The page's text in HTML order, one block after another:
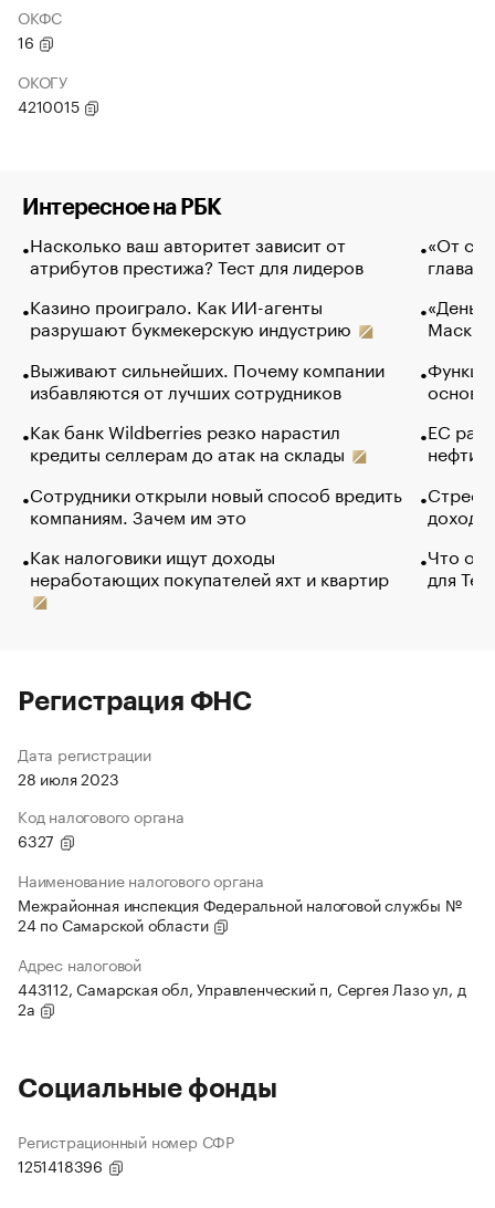
ОКФС
16
ОКОГУ
4210015
Интересное на РБК
Насколько ваш авторитет зависит от
атрибутов престижа? Тест для лидеров
Казино проиграло. Как ИИ-агенты
разрушают букмекерскую индустрию
Выживают сильнейших. Почему компании
избавляются от лучших сотрудников
Как банк Wildberries резко нарастил
кредиты селлерам до атак на склады
Сотрудники открыли новый способ вредить
компаниям. Зачем им это
Как налоговики ищут доходы
неработающих покупателей яхт и квартир
«От
глава
Маск в
основ
ЕС
нефти
Что
для
Регистрация ФНС
Дата регистрации
28 июля 2023
Код налогового органа
6327
Наименование налогового органа
Межрайонная инспекция Федеральной налоговой службы №
24 по Самарской области
Адрес налоговой
443112, Самарская обл, Управленческий п, Сергея Лазо ул, д
2а
Социальные фонды
Регистрационный номер СФР
1251418396